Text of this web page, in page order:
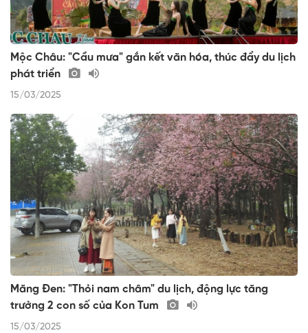
Mộc Châu: "Cầu mưa" gắn kết văn hóa, thúc đẩy du lịch
phát triển
15/03/2025
Măng Đen: "Thỏi nam châm" du lịch, động lực tăng
trưởng 2 con số của Kon Tum
15/03/2025